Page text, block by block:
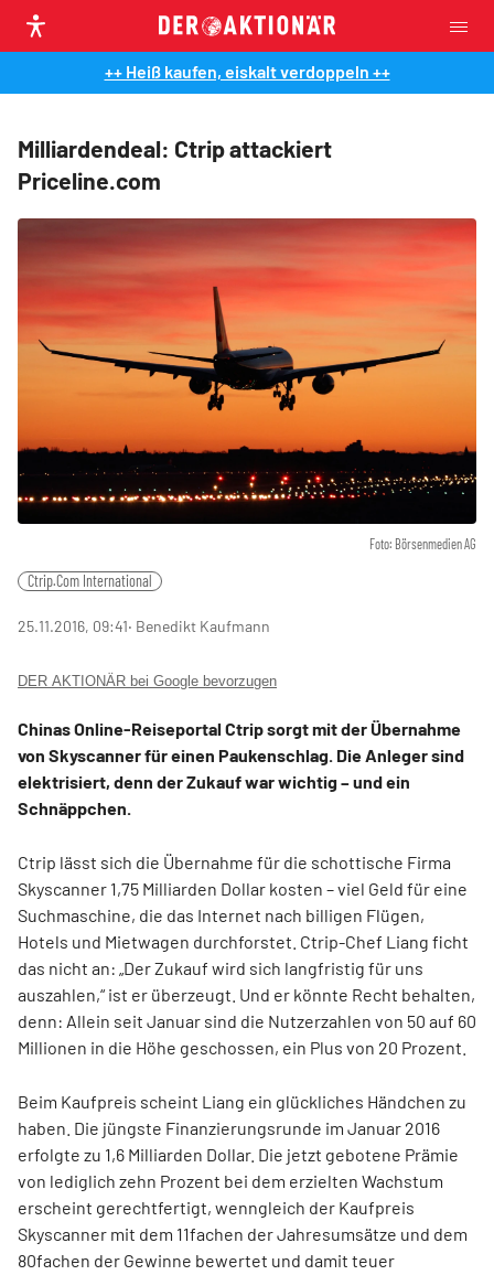
++ Heiß kaufen, eiskalt verdoppeln ++
Milliardendeal: Ctrip attackiert
Priceline.com
Foto: Börsenmedien AG
Ctrip.Com International
25.11.2016, 09:41‧ Benedikt Kaufmann
DER AKTIONÄR bei Google bevorzugen
Chinas Online-Reiseportal Ctrip sorgt mit der Übernahme
von Skyscanner für einen Paukenschlag. Die Anleger sind
elektrisiert, denn der Zukauf war wichtig – und ein
Schnäppchen.
Ctrip lässt sich die Übernahme für die schottische Firma
Skyscanner 1,75 Milliarden Dollar kosten – viel Geld für eine
Suchmaschine, die das Internet nach billigen Flügen,
Hotels und Mietwagen durchforstet. Ctrip-Chef Liang ficht
das nicht an: „Der Zukauf wird sich langfristig für uns
auszahlen,“ ist er überzeugt. Und er könnte Recht behalten,
denn: Allein seit Januar sind die Nutzerzahlen von 50 auf 60
Millionen in die Höhe geschossen, ein Plus von 20 Prozent.
Beim Kaufpreis scheint Liang ein glückliches Händchen zu
haben. Die jüngste Finanzierungsrunde im Januar 2016
erfolgte zu 1,6 Milliarden Dollar. Die jetzt gebotene Prämie
von lediglich zehn Prozent bei dem erzielten Wachstum
erscheint gerechtfertigt, wenngleich der Kaufpreis
Skyscanner mit dem 11fachen der Jahresumsätze und dem
80fachen der Gewinne bewertet und damit teuer